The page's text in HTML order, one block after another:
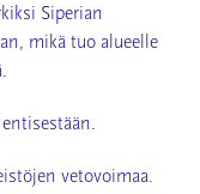
Siperian
mikä tuo alueelle
vetovoimaa.